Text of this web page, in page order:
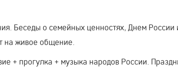
Беседы о семейных ценностях, Днем России
на живое общение.
+ прогулка + музыка народов России.